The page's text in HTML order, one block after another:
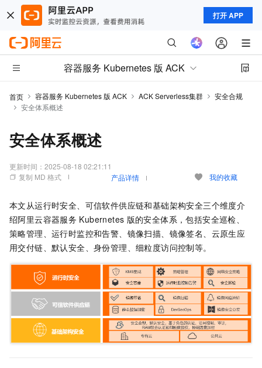
打开 APP
容器服务 Kubernetes 版 ACK
首页 容器服务 Kubernetes 版 ACK ACK Serverless集群
安全合规
安全体系概述
安全体系概述
更新时间： 2025-08-18 02:21:11
复制 MD 格式
产品详情 我的收藏
本文从运行时安全、可信软件供应链和基础架构安全三个维度介
绍阿里云容器服务 Kubernetes 版的安全体系，包括安全巡检、
策略管理、运行时监控和告警、镜像扫描、镜像签名、云原生应
用交付链、默认安全、身份管理、细粒度访问控制等。